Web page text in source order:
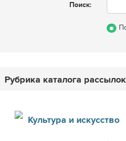
Поиск:
Рубрика каталога рассылок
Культура и искусство